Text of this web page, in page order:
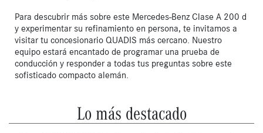
Para descubrir más sobre este Mercedes-Benz Clase A 200 d
y experimentar su refinamiento en persona, te invitamos a
visitar tu concesionario QUADIS más cercano. Nuestro
equipo estará encantado de programar una prueba de
conducción y responder a todas tus preguntas sobre este
sofisticado compacto alemán.
Lo más destacado